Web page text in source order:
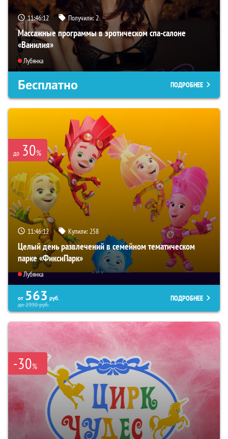
11:46:11 Получили:2
Массажные программы в эротическом спа-салоне
«Ванилия»
Лубянка
Бесплатно ПОДРОБНЕЕ
до 30%
11:46:11 Купили:258
Целый день развлечений в семейном тематическом
парке «ФиксиПарк»
Лубянка
от 563 руб.
до2990руб.
ПОДРОБНЕЕ
-30%